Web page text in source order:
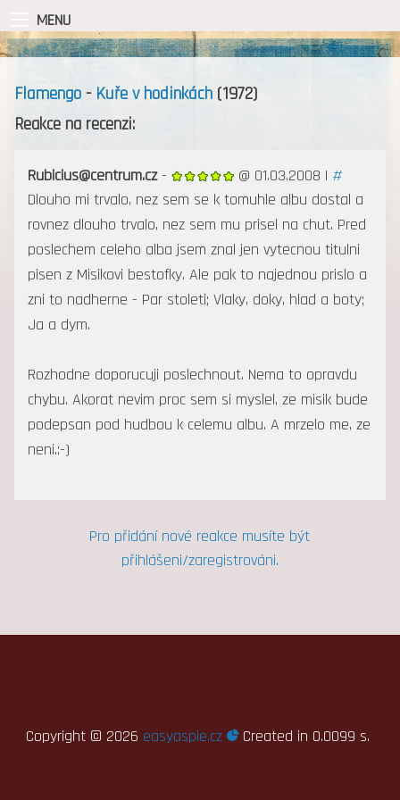
MENU
Flamengo- Kuře v hodinkách(1972)
Reakce na recenzi:
Rubicius@centrum.cz- @ 01.03.2008 | #
Dlouho mi trvalo, nez sem se k tomuhle albu dostal a
rovnez dlouho trvalo, nez sem mu prisel na chut. Pred
poslechem celeho alba jsem znal jen vytecnou titulni
pisen z Misikovi bestofky. Ale pak to najednou prislo a
zni to nadherne - Par stoleti; Vlaky, doky, hlad a boty;
Ja a dym.
Rozhodne doporucuji poslechnout. Nema to opravdu
chybu. Akorat nevim proc sem si myslel, ze misik bude
podepsan pod hudbou k celemu albu. A mrzelo me, ze
neni.:-)
Pro přidání nové reakce musíte být
přihlášeni/zaregistrováni.
Copyright © 2026 easyaspie.cz Created in 0.0099 s.